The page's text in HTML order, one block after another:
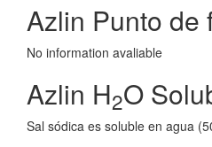
Azlin Punto de
No information avaliable
Azlin H2O
Sal sódica es soluble en agua